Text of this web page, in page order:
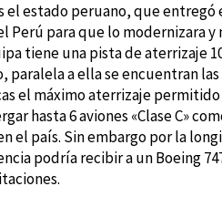
el estado peruano, que
Perú para que lo modernizara
tiene una pista de aterrizaje
paralela a ella se encuentran
el máximo aterrizaje
hasta 6 aviones «Clase C»
el país. Sin embargo por la
podría recibir a un Boeing